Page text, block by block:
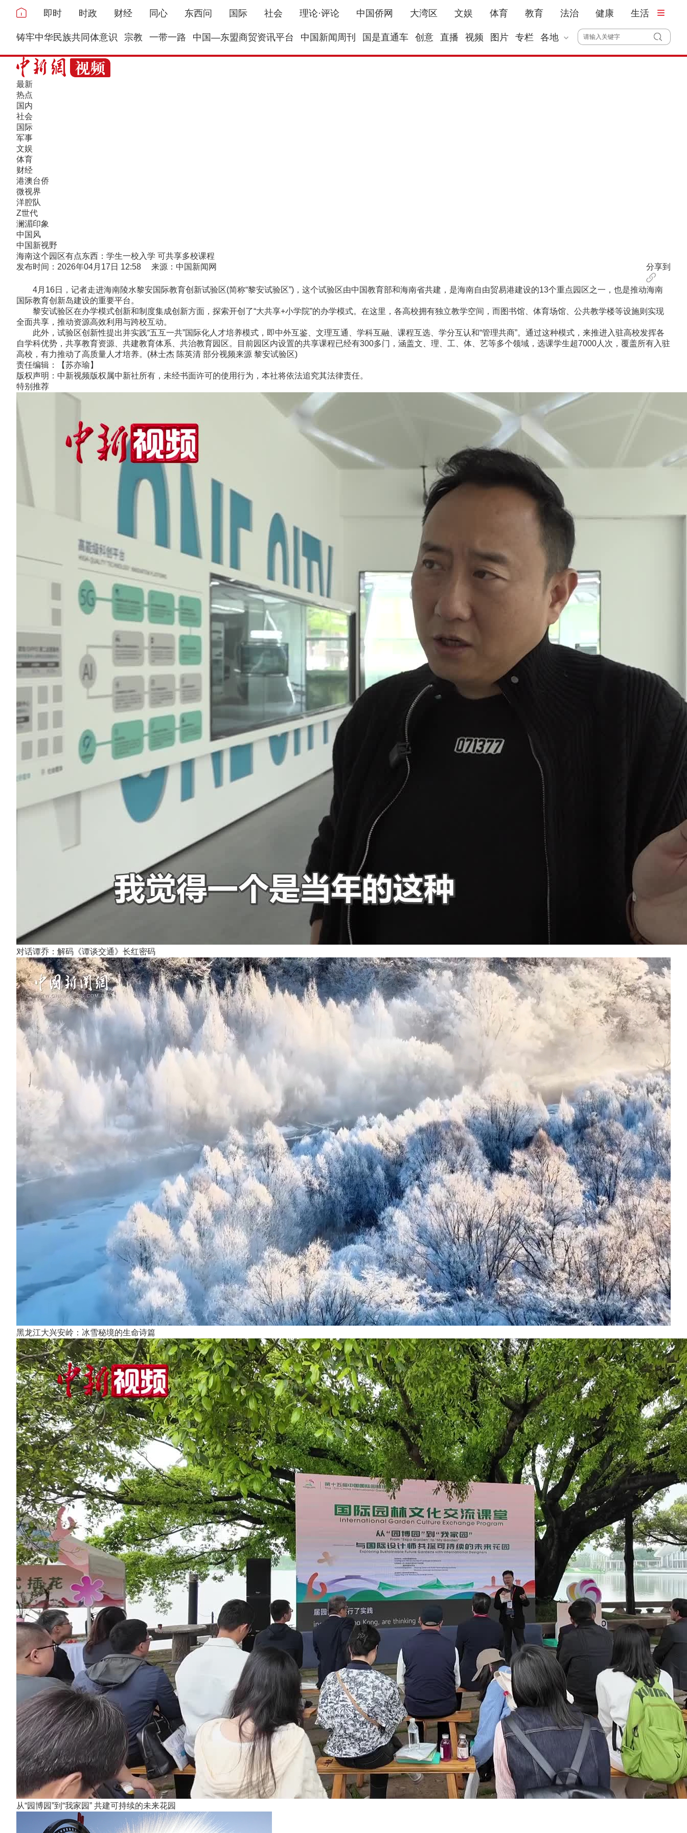
即时 时政 财经 同心 东西问 国际 社会 理论·评论 中国侨网 大湾区 文娱 体育 教育 法治 健康 生活
铸牢中华民族共同体意识 宗教 一带一路 中国—东盟商贸资讯平台 中国新闻周刊 国是直通车 创意 直播 视频 图片 专栏 各地
最新
热点
国内
社会
国际
军事
文娱
体育
财经
港澳台侨
微视界
洋腔队
Z世代
澜湄印象
中国风
中国新视野
海南这个园区有点东西：学生一校入学 可共享多校课程
发布时间：2026年04月17日 12:58 来源：中国新闻网
分享到
4月16日，记者走进海南陵水黎安国际教育创新试验区(简称“黎安试验区”)，这个试验区由中国教育部和海南省共建，是海南自由贸易港建设的13个重点园区之一，也是推动海南
国际教育创新岛建设的重要平台。
黎安试验区在办学模式创新和制度集成创新方面，探索开创了“大共享+小学院”的办学模式。在这里，各高校拥有独立教学空间，而图书馆、体育场馆、公共教学楼等设施则实现
全面共享，推动资源高效利用与跨校互动。
此外，试验区创新性提出并实践“五互一共”国际化人才培养模式，即中外互鉴、文理互通、学科互融、课程互选、学分互认和“管理共商”。通过这种模式，来推进入驻高校发挥各
自学科优势，共享教育资源、共建教育体系、共治教育园区。目前园区内设置的共享课程已经有300多门，涵盖文、理、工、体、艺等多个领域，选课学生超7000人次，覆盖所有入驻
高校，有力推动了高质量人才培养。(林士杰 陈英清 部分视频来源 黎安试验区)
责任编辑：【苏亦瑜】
版权声明：中新视频版权属中新社所有，未经书面许可的使用行为，本社将依法追究其法律责任。
特别推荐
对话谭乔：解码《谭谈交通》长红密码
黑龙江大兴安岭：冰雪秘境的生命诗篇
从“园博园”到“我家园” 共建可持续的未来花园